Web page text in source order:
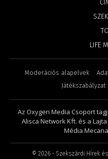
LIFE
Moderációs alapelvek
Játékszabályzat
Az Oxygen Media Csoport
Alisca Network Kft. és a
Média
© 2026- Szekszárdi Hírek